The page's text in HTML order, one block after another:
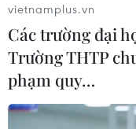
vietnamplus.vn
Các trường đại
Trường THTP
phạm quy…